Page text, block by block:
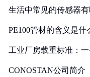
生活中常见的传感器
PE100管材的含义是什
工业厂房载重标准：
CONOSTAN公司简介